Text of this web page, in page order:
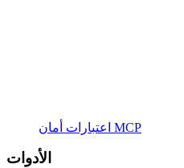
اعتبارات أمان MCP
الأدوات